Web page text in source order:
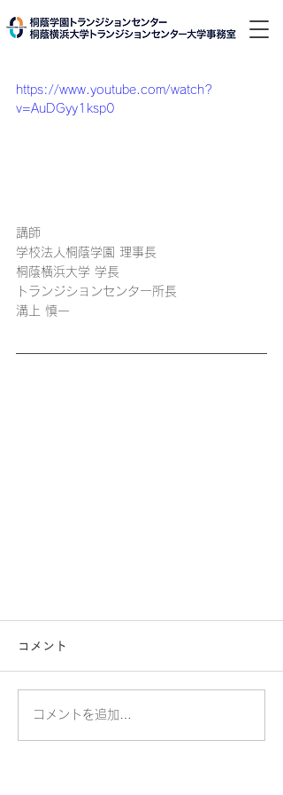
https://www.youtube.com/watch?
v=AuDGyy1ksp0
講師
学校法人桐蔭学園 理事長
桐蔭横浜大学 学長
トランジションセンター所長
​溝上 慎一
コメント
コメントを追加…